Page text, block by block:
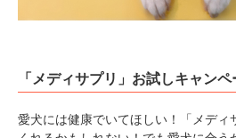
「メディサプリ」お試しキャンペ
愛犬には健康でいてほしい！「メディ
PECOアプリをダウンロ